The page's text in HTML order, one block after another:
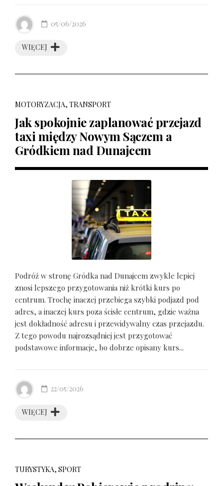
WIĘCEJ
05/06/2026
MOTORYZACJA, TRANSPORT
Jak spokojnie zaplanować przejazd
taxi między Nowym Sączem a
Gródkiem nad Dunajcem
Podróż w stronę Gródka nad Dunajcem zwykle lepiej
znosi lepszego przygotowania niż krótki kurs po
centrum. Trochę inaczej przebiega szybki podjazd pod
adres, a inaczej kurs poza ścisłe centrum, gdzie ważna
jest dokładność adresu i przewidywalny czas przejazdu.
Z tego powodu najrozsądniej jest przygotować
podstawowe informacje, bo dobrze opisany kurs...
WIĘCEJ
22/05/2026
TURYSTYKA, SPORT